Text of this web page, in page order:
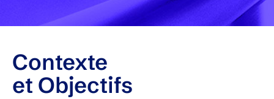
Contexte
et Objectifs